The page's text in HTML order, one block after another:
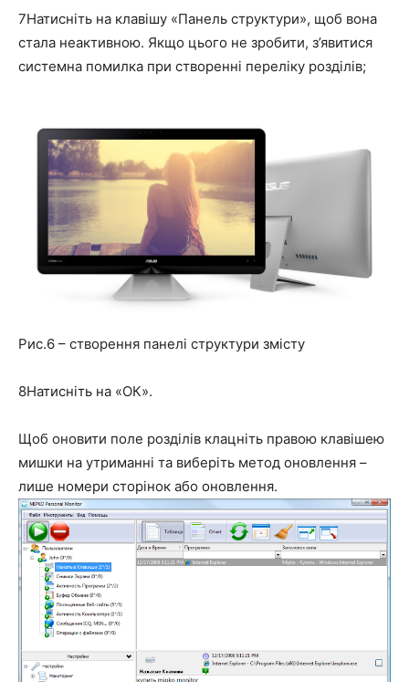
7Натисніть на клавішу «Панель структури», щоб вона
стала неактивною. Якщо цього не зробити, з’явитися
системна помилка при створенні переліку розділів;
Рис.6 – створення панелі структури змісту
8Натисніть на «ОК».
Щоб оновити поле розділів клацніть правою клавішею
мишки на утриманні та виберіть метод оновлення –
лише номери сторінок або оновлення.